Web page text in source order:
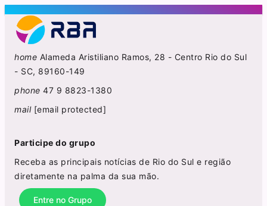
home Alameda Aristiliano Ramos, 28 - Centro Rio do Sul
- SC, 89160-149
phone 47 9 8823-1380
mail [email protected]
Participe do grupo
Receba as principais notícias de Rio do Sul e região
diretamente na palma da sua mão.
Entre no Grupo